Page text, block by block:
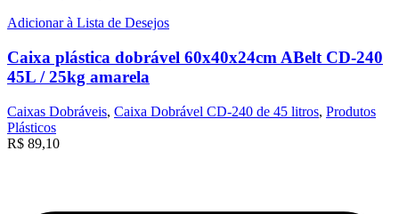
Adicionar à Lista de Desejos
Caixa plástica dobrável 60x40x24cm ABelt CD-240
45L / 25kg amarela
Caixas Dobráveis, Caixa Dobrável CD-240 de 45 litros, Produtos
Plásticos
R$ 89,10